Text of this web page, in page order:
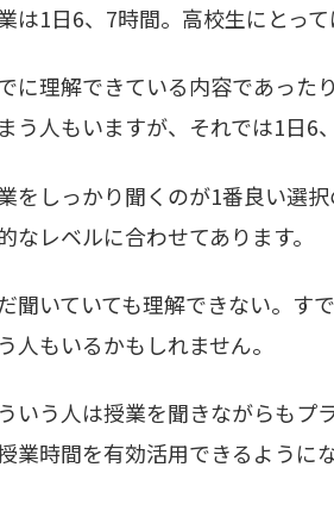
は1日6、7時間。高校生にとっ
に理解できている内容であった
う人もいますが、それでは1日6
をしっかり聞くのが1番良い選
なレベルに合わせてあります。
聞いていても理解できない。す
人もいるかもしれません。
いう人は授業を聞きながらもプ
業時間を有効活用できるようにな